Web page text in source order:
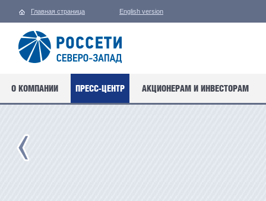
Главная страница English version
О КОМПАНИИ ПРЕСС-ЦЕНТР АКЦИОНЕРАМ И ИНВЕСТОРАМ